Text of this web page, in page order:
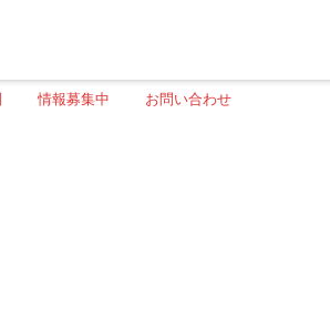
情報募集中 お問い合わせ